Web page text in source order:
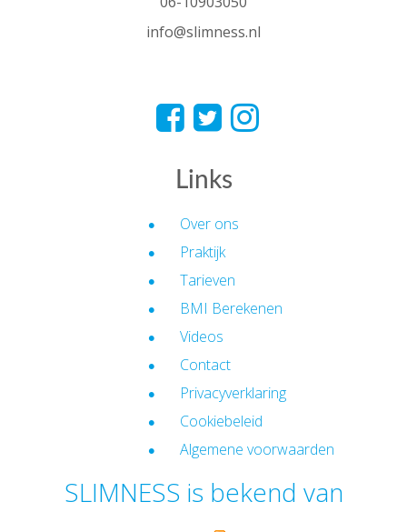
info@slimness.nl
Links
Over ons
Praktijk
Tarieven
BMI Berekenen
Videos
Contact
Privacyverklaring
Cookiebeleid
Algemene voorwaarden
SLIMNESS is bekend van